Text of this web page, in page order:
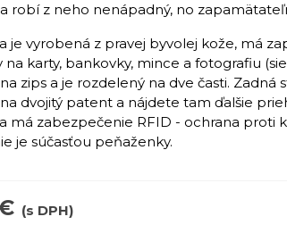
robí z neho nenápadný, no
je vyrobená z pravej byvolej kože, má
na karty, bankovky, mince a fotografiu
zips a je rozdelený na dve časti.
dvojitý patent a nájdete tam ďalšie
má zabezpečenie RFID - ochrana proti
je súčasťou peňaženky.
(s DPH)